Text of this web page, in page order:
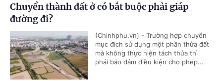
Chuyển thành đất ở có bắt buộc phải giáp
đường đi?
(Chinhphu.vn) - Trường hợp chuyển
mục đích sử dụng một phần thửa đất
mà không thực hiện tách thửa thì
phải bảo đảm điều kiện cho phép...